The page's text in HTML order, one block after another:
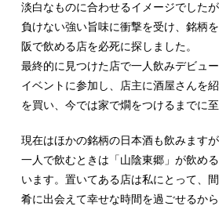
淡白なものに合わせるイメージでした
負けない強い旨味に衝撃を受け、銘柄
阪で飲める店を必死に探しました。
最終的に見つけた店で一人飲みデビュ
イベントに参加し、店主に酒屋さんを
を買い、今では家で燗をつけるまでに至
現在はほかの銘柄の日本酒も飲みます
一人で飲むときは「山陰東郷」が飲め
います。置いてある店は私にとって、
肴に出会えて幸せな時間を過ごせるから